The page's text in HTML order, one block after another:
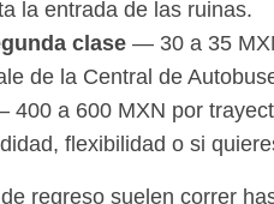
la entrada de las ruinas.
clase — 30 a 35
de la Central de
400 a 600 MXN por
flexibilidad o si
regreso suelen correr